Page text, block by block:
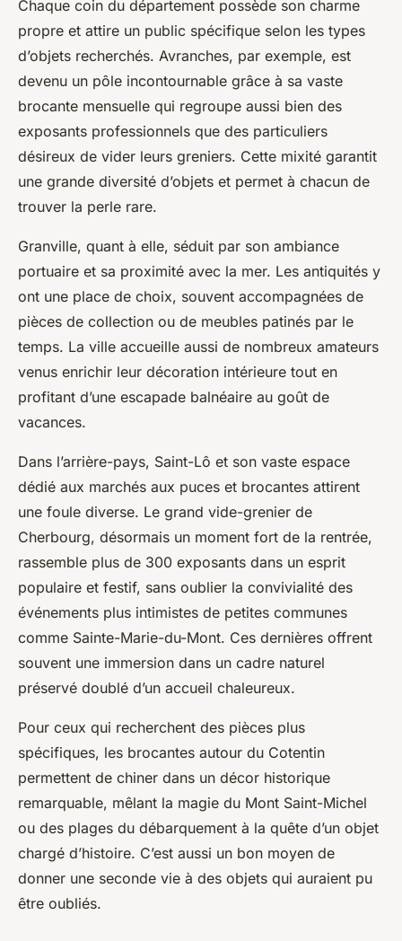
Chaque coin du département possède son charme
propre et attire un public spécifique selon les types
d’objets recherchés. Avranches, par exemple, est
devenu un pôle incontournable grâce à sa vaste
brocante mensuelle qui regroupe aussi bien des
exposants professionnels que des particuliers
désireux de vider leurs greniers. Cette mixité garantit
une grande diversité d’objets et permet à chacun de
trouver la perle rare.
Granville, quant à elle, séduit par son ambiance
portuaire et sa proximité avec la mer. Les antiquités y
ont une place de choix, souvent accompagnées de
pièces de collection ou de meubles patinés par le
temps. La ville accueille aussi de nombreux amateurs
venus enrichir leur décoration intérieure tout en
profitant d’une escapade balnéaire au goût de
vacances.
Dans l’arrière-pays, Saint-Lô et son vaste espace
dédié aux marchés aux puces et brocantes attirent
une foule diverse. Le grand vide-grenier de
Cherbourg, désormais un moment fort de la rentrée,
rassemble plus de 300 exposants dans un esprit
populaire et festif, sans oublier la convivialité des
événements plus intimistes de petites communes
comme Sainte-Marie-du-Mont. Ces dernières offrent
souvent une immersion dans un cadre naturel
préservé doublé d’un accueil chaleureux.
Pour ceux qui recherchent des pièces plus
spécifiques, les brocantes autour du Cotentin
permettent de chiner dans un décor historique
remarquable, mêlant la magie du Mont Saint-Michel
ou des plages du débarquement à la quête d’un objet
chargé d’histoire. C’est aussi un bon moyen de
donner une seconde vie à des objets qui auraient pu
être oubliés.